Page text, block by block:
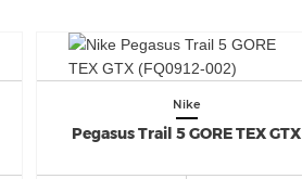
Nike
Pegasus Trail 5 GORE TEX GTX